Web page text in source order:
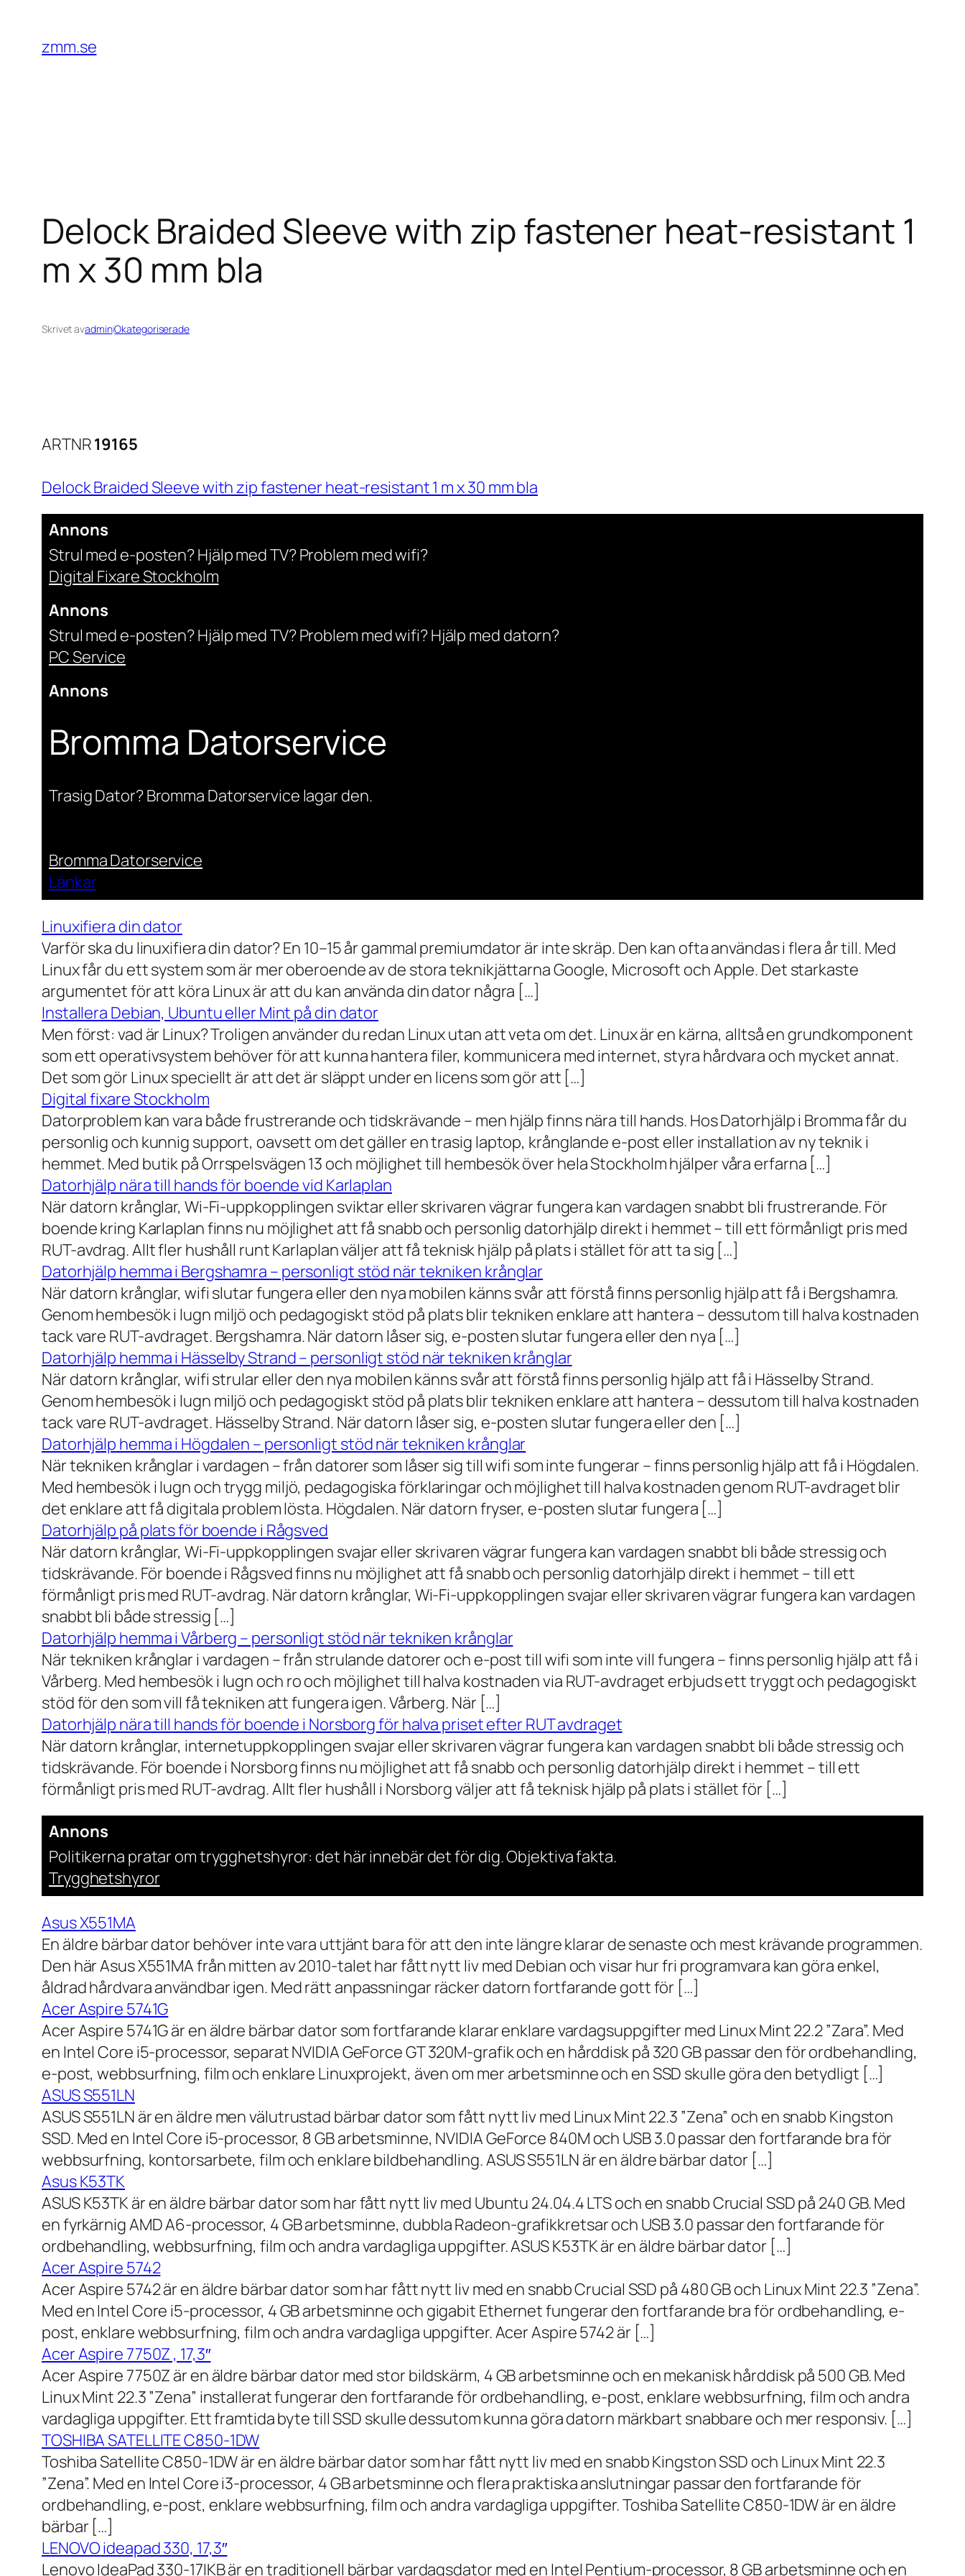
innehåll
zmm.se
Delock Braided Sleeve with zip fastener heat-resistant 1
m x 30 mm bla
Skrivet avadminiOkategoriserade
ARTNR19165
Delock Braided Sleeve with zip fastener heat-resistant 1 m x 30 mm bla
Annons
Strul med e-posten? Hjälp med TV? Problem med wifi?
Digital Fixare Stockholm
Annons
Strul med e-posten? Hjälp med TV? Problem med wifi? Hjälp med datorn?
PC Service
Annons
Bromma Datorservice
Trasig Dator? Bromma Datorservice lagar den.
Bromma Datorservice
Länkar
Linuxifiera din dator
Varför ska du linuxifiera din dator? En 10–15 år gammal premiumdator är inte skräp. Den kan ofta användas i flera år till. Med
Linux får du ett system som är mer oberoende av de stora teknikjättarna Google, Microsoft och Apple. Det starkaste
argumentet för att köra Linux är att du kan använda din dator några […]
Installera Debian, Ubuntu eller Mint på din dator
Men först: vad är Linux? Troligen använder du redan Linux utan att veta om det. Linux är en kärna, alltså en grundkomponent
som ett operativsystem behöver för att kunna hantera filer, kommunicera med internet, styra hårdvara och mycket annat.
Det som gör Linux speciellt är att det är släppt under en licens som gör att […]
Digital fixare Stockholm
Datorproblem kan vara både frustrerande och tidskrävande – men hjälp finns nära till hands. Hos Datorhjälp i Bromma får du
personlig och kunnig support, oavsett om det gäller en trasig laptop, krånglande e-post eller installation av ny teknik i
hemmet. Med butik på Orrspelsvägen 13 och möjlighet till hembesök över hela Stockholm hjälper våra erfarna […]
Datorhjälp nära till hands för boende vid Karlaplan
När datorn krånglar, Wi-Fi-uppkopplingen sviktar eller skrivaren vägrar fungera kan vardagen snabbt bli frustrerande. För
boende kring Karlaplan finns nu möjlighet att få snabb och personlig datorhjälp direkt i hemmet – till ett förmånligt pris med
RUT-avdrag. Allt fler hushåll runt Karlaplan väljer att få teknisk hjälp på plats i stället för att ta sig […]
Datorhjälp hemma i Bergshamra – personligt stöd när tekniken krånglar
När datorn krånglar, wifi slutar fungera eller den nya mobilen känns svår att förstå finns personlig hjälp att få i Bergshamra.
Genom hembesök i lugn miljö och pedagogiskt stöd på plats blir tekniken enklare att hantera – dessutom till halva kostnaden
tack vare RUT-avdraget. Bergshamra. När datorn låser sig, e-posten slutar fungera eller den nya […]
Datorhjälp hemma i Hässelby Strand – personligt stöd när tekniken krånglar
När datorn krånglar, wifi strular eller den nya mobilen känns svår att förstå finns personlig hjälp att få i Hässelby Strand.
Genom hembesök i lugn miljö och pedagogiskt stöd på plats blir tekniken enklare att hantera – dessutom till halva kostnaden
tack vare RUT-avdraget. Hässelby Strand. När datorn låser sig, e-posten slutar fungera eller den […]
Datorhjälp hemma i Högdalen – personligt stöd när tekniken krånglar
När tekniken krånglar i vardagen – från datorer som låser sig till wifi som inte fungerar – finns personlig hjälp att få i Högdalen.
Med hembesök i lugn och trygg miljö, pedagogiska förklaringar och möjlighet till halva kostnaden genom RUT-avdraget blir
det enklare att få digitala problem lösta. Högdalen. När datorn fryser, e-posten slutar fungera […]
Datorhjälp på plats för boende i Rågsved
När datorn krånglar, Wi-Fi-uppkopplingen svajar eller skrivaren vägrar fungera kan vardagen snabbt bli både stressig och
tidskrävande. För boende i Rågsved finns nu möjlighet att få snabb och personlig datorhjälp direkt i hemmet – till ett
förmånligt pris med RUT-avdrag. När datorn krånglar, Wi-Fi-uppkopplingen svajar eller skrivaren vägrar fungera kan vardagen
snabbt bli både stressig […]
Datorhjälp hemma i Vårberg – personligt stöd när tekniken krånglar
När tekniken krånglar i vardagen – från strulande datorer och e-post till wifi som inte vill fungera – finns personlig hjälp att få i
Vårberg. Med hembesök i lugn och ro och möjlighet till halva kostnaden via RUT-avdraget erbjuds ett tryggt och pedagogiskt
stöd för den som vill få tekniken att fungera igen. Vårberg. När […]
Datorhjälp nära till hands för boende i Norsborg för halva priset efter RUT avdraget
När datorn krånglar, internetuppkopplingen svajar eller skrivaren vägrar fungera kan vardagen snabbt bli både stressig och
tidskrävande. För boende i Norsborg finns nu möjlighet att få snabb och personlig datorhjälp direkt i hemmet – till ett
förmånligt pris med RUT-avdrag. Allt fler hushåll i Norsborg väljer att få teknisk hjälp på plats i stället för […]
Annons
Politikerna pratar om trygghetshyror: det här innebär det för dig. Objektiva fakta.
Trygghetshyror
Asus X551MA
En äldre bärbar dator behöver inte vara uttjänt bara för att den inte längre klarar de senaste och mest krävande programmen.
Den här Asus X551MA från mitten av 2010-talet har fått nytt liv med Debian och visar hur fri programvara kan göra enkel,
åldrad hårdvara användbar igen. Med rätt anpassningar räcker datorn fortfarande gott för […]
Acer Aspire 5741G
Acer Aspire 5741G är en äldre bärbar dator som fortfarande klarar enklare vardagsuppgifter med Linux Mint 22.2 ”Zara”. Med
en Intel Core i5-processor, separat NVIDIA GeForce GT 320M-grafik och en hårddisk på 320 GB passar den för ordbehandling,
e-post, webbsurfning, film och enklare Linuxprojekt, även om mer arbetsminne och en SSD skulle göra den betydligt […]
ASUS S551LN
ASUS S551LN är en äldre men välutrustad bärbar dator som fått nytt liv med Linux Mint 22.3 ”Zena” och en snabb Kingston
SSD. Med en Intel Core i5-processor, 8 GB arbetsminne, NVIDIA GeForce 840M och USB 3.0 passar den fortfarande bra för
webbsurfning, kontorsarbete, film och enklare bildbehandling. ASUS S551LN är en äldre bärbar dator […]
Asus K53TK
ASUS K53TK är en äldre bärbar dator som har fått nytt liv med Ubuntu 24.04.4 LTS och en snabb Crucial SSD på 240 GB. Med
en fyrkärnig AMD A6-processor, 4 GB arbetsminne, dubbla Radeon-grafikkretsar och USB 3.0 passar den fortfarande för
ordbehandling, webbsurfning, film och andra vardagliga uppgifter. ASUS K53TK är en äldre bärbar dator […]
Acer Aspire 5742
Acer Aspire 5742 är en äldre bärbar dator som har fått nytt liv med en snabb Crucial SSD på 480 GB och Linux Mint 22.3 ”Zena”.
Med en Intel Core i5-processor, 4 GB arbetsminne och gigabit Ethernet fungerar den fortfarande bra för ordbehandling, e-
post, enklare webbsurfning, film och andra vardagliga uppgifter. Acer Aspire 5742 är […]
Acer Aspire 7750Z , 17,3″
Acer Aspire 7750Z är en äldre bärbar dator med stor bildskärm, 4 GB arbetsminne och en mekanisk hårddisk på 500 GB. Med
Linux Mint 22.3 ”Zena” installerat fungerar den fortfarande för ordbehandling, e-post, enklare webbsurfning, film och andra
vardagliga uppgifter. Ett framtida byte till SSD skulle dessutom kunna göra datorn märkbart snabbare och mer responsiv. […]
TOSHIBA SATELLITE C850-1DW
Toshiba Satellite C850-1DW är en äldre bärbar dator som har fått nytt liv med en snabb Kingston SSD och Linux Mint 22.3
”Zena”. Med en Intel Core i3-processor, 4 GB arbetsminne och flera praktiska anslutningar passar den fortfarande för
ordbehandling, e-post, enklare webbsurfning, film och andra vardagliga uppgifter. Toshiba Satellite C850-1DW är en äldre
bärbar […]
LENOVO ideapad 330, 17,3″
Lenovo IdeaPad 330-17IKB är en traditionell bärbar vardagsdator med en Intel Pentium-processor, 8 GB arbetsminne och en